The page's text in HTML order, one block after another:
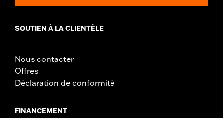
SOUTIEN À LA CLIENTÈLE
Nous contacter
Offres
Déclaration de conformité
FINANCEMENT